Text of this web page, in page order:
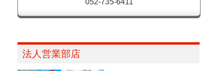
法人営業部店